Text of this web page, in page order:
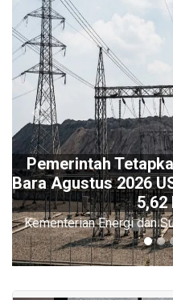
Pemerintah
Bara Agustus 2026
5,62
Kementerian Energi dan
Previous